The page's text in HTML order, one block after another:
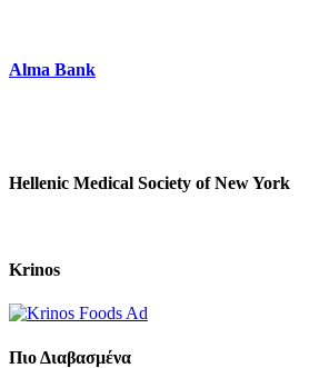
Alma Bank
Hellenic Medical Society of New York
Krinos
Πιο Διαβασμένα